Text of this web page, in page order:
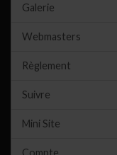
Galerie
Webmasters
Règlement
Suivre
Mini Site
Compte